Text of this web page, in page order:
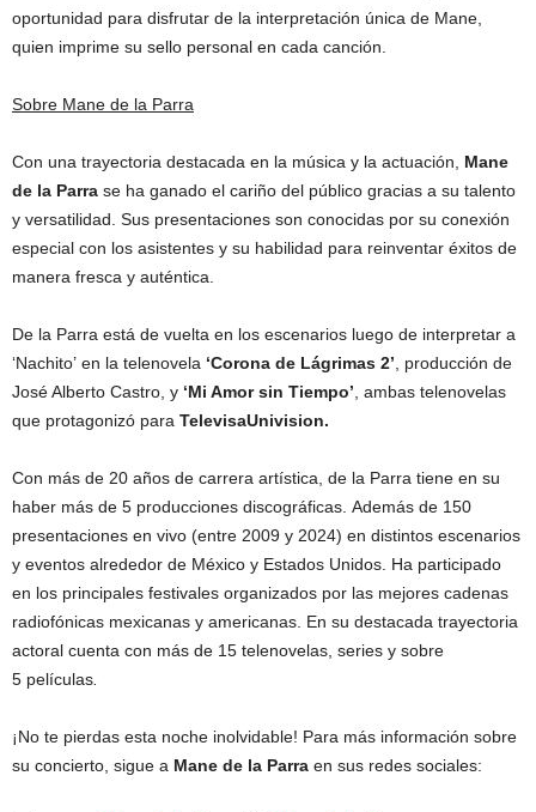
oportunidad para disfrutar de la interpretación única de Mane,
quien imprime su sello personal en cada canción.
Sobre Mane de la Parra
Con una trayectoria destacada en la música y la actuación, Mane
de la Parra se ha ganado el cariño del público gracias a su talento
y versatilidad. Sus presentaciones son conocidas por su conexión
especial con los asistentes y su habilidad para reinventar éxitos de
manera fresca y auténtica.
De la Parra está de vuelta en los escenarios luego de interpretar a
‘Nachito’ en la telenovela ‘Corona de Lágrimas 2’ , producción de
José Alberto Castro, y ‘Mi Amor sin Tiempo’ , ambas telenovelas
que protagonizó para TelevisaUnivision.
Con más de 20 años de carrera artística, de la Parra tiene en su
haber más de 5 producciones discográficas. Además de 150
presentaciones en vivo (entre 2009 y 2024) en distintos escenarios
y eventos alrededor de México y Estados Unidos. Ha participado
en los principales festivales organizados por las mejores cadenas
radiofónicas mexicanas y americanas. En su destacada trayectoria
actoral cuenta con más de 15 telenovelas, series y sobre
5 películas
¡No te pierdas esta noche inolvidable! Para más información sobre
su concierto, sigue a Mane de la Parra en sus redes sociales: